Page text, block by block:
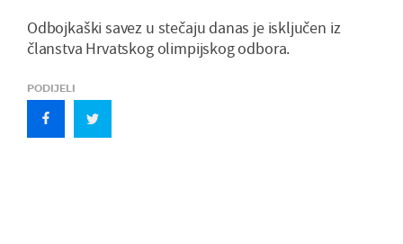
Odbojkaški savez u stečaju danas je isključen iz
članstva Hrvatskog olimpijskog odbora.
PODIJELI